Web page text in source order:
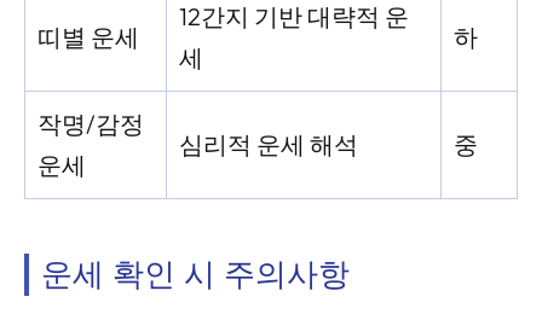
띠별 운세
12간지 기반 대략적 운
세
하
작명/감정
운세
심리적 운세 해석 중
운세 확인 시 주의사항